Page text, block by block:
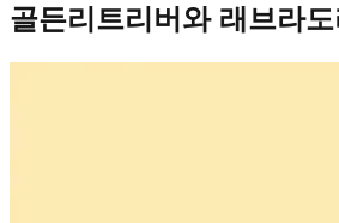
골든리트리버와 래브라